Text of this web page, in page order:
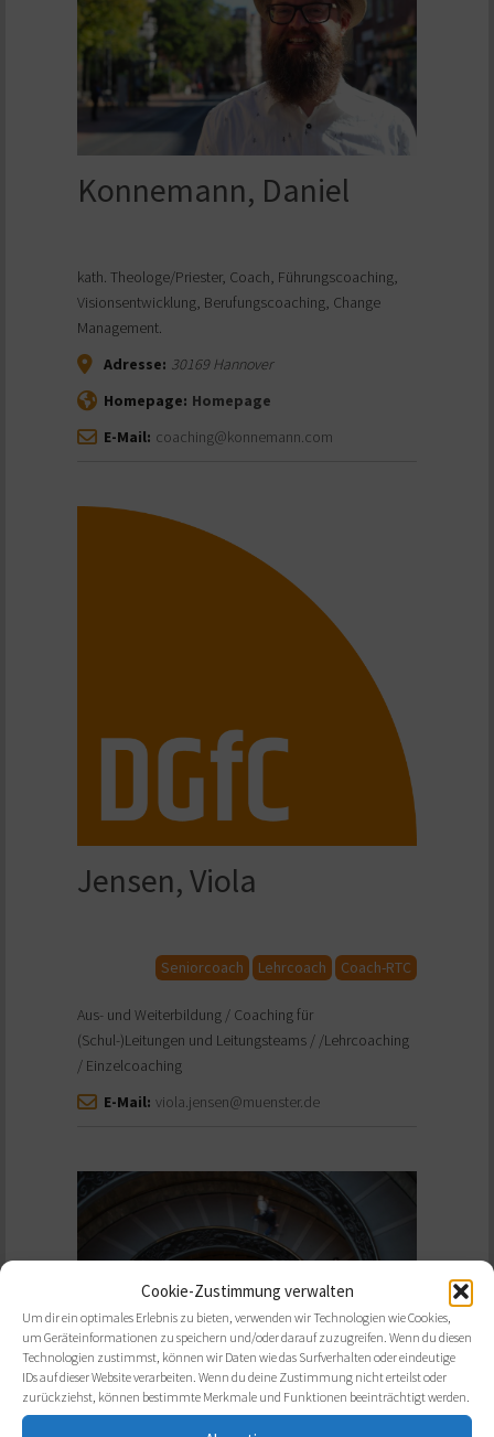
Cookie-Zustimmung verwalten
Um dir ein optimales Erlebnis zu bieten, verwenden wir Technologien wie Cookies,
um Geräteinformationen zu speichern und/oder darauf zuzugreifen. Wenn du diesen
Technologien zustimmst, können wir Daten wie das Surfverhalten oder eindeutige
IDs auf dieser Website verarbeiten. Wenn du deine Zustimmung nicht erteilst oder
zurückziehst, können bestimmte Merkmale und Funktionen beeinträchtigt werden.
Konnemann, Daniel
kath. Theologe/Priester, Coach, Führungscoaching,
Visionsentwicklung, Berufungscoaching, Change
Management.
Adresse: 30169Hannover
Homepage: Homepage
E-Mail: coaching@konnemann.com
Jensen, Viola
Seniorcoach Lehrcoach Coach-RTC
Aus- und Weiterbildung / Coaching für
(Schul-)Leitungen und Leitungsteams / /Lehrcoaching
/ Einzelcoaching
E-Mail: viola.jensen@muenster.de